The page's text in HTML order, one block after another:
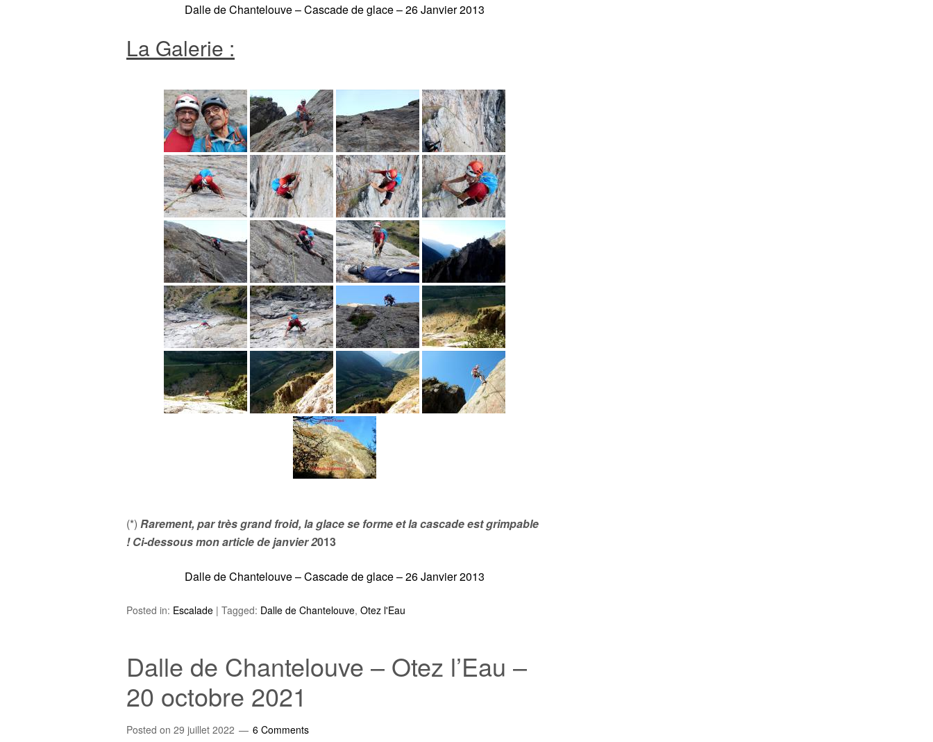
Dalle de Chantelouve – Cascade de glace – 26 Janvier 2013
La Galerie :
(*) Rarement, par très grand froid, la glace se forme et la cascade est grimpable
! Ci-dessous mon article de janvier 2013
Dalle de Chantelouve – Cascade de glace – 26 Janvier 2013
Posted in: Escalade | Tagged: Dalle de Chantelouve, Otez l'Eau
Dalle de Chantelouve – Otez l’Eau –
20 octobre 2021
Posted on 29 juillet 2022 6 Comments